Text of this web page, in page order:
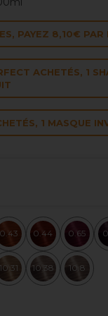
PAYEZ 8,10€ PAR
ACHETÉS, 1
1 MASQUE
0.43 0.44 0.65
10.31 10.38 10.8